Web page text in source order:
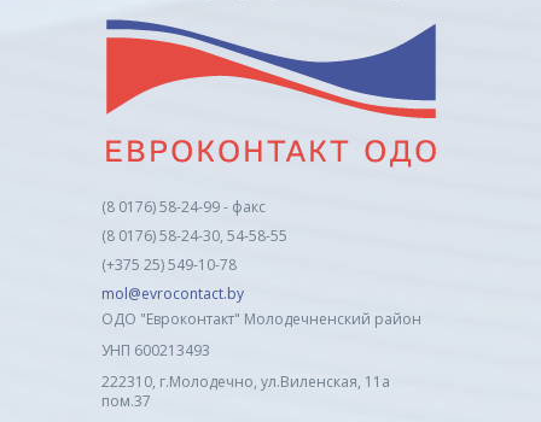
(8 0176) 58-24-99 - факс
(8 0176) 58-24-30, 54-58-55
(+375 25) 549-10-78
mol@evrocontact.by
ОДО "Евроконтакт" Молодечненский район
УНП 600213493
222310, г.Молодечно, ул.Виленская, 11а
пом.37